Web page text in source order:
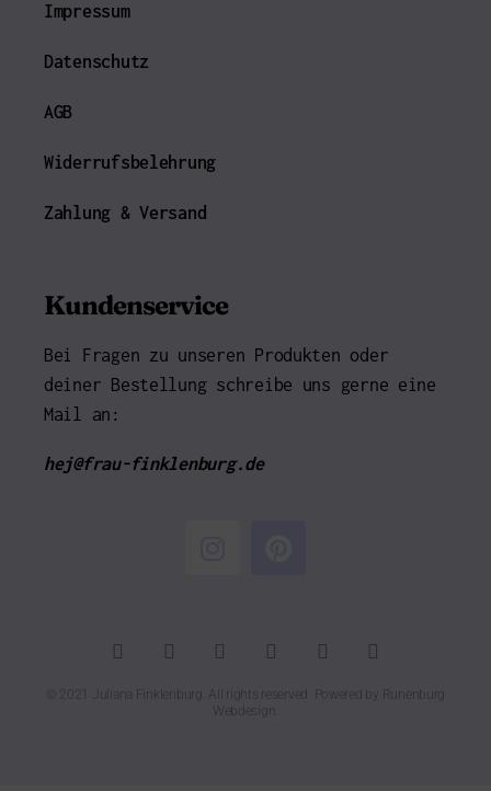
Impressum
Datenschutz
AGB
Widerrufsbelehrung
Zahlung & Versand
Kundenservice
Bei Fragen zu unseren Produkten oder
deiner Bestellung schreibe uns gerne eine
Mail an:
hej@frau-finklenburg.de
© 2021 Juliana Finklenburg. All rights reserved. Powered by
Runenburg
Webdesign